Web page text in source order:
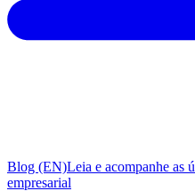
Blog (EN)Leia e acompanhe as
empresarial